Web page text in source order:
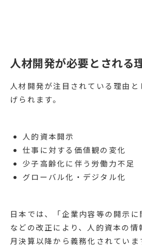
人材開発が必要とされる
人材開発が注目されている理由
げられます。
人的資本開示
仕事に対する価値観の変化
少子高齢化に伴う労働力不足
グローバル化・デジタル化
日本では、「企業内容等の開示に
などの改正により、人的資本の
月決算以降から義務化されていま